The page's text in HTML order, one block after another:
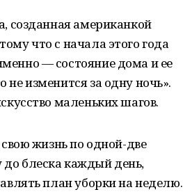
созданная американкой
что с начала этого года
— состояние дома и ее
изменится за одну ночь».
маленьких шагов.
жизнь по одной-две
блеска каждый день,
план уборки на неделю.